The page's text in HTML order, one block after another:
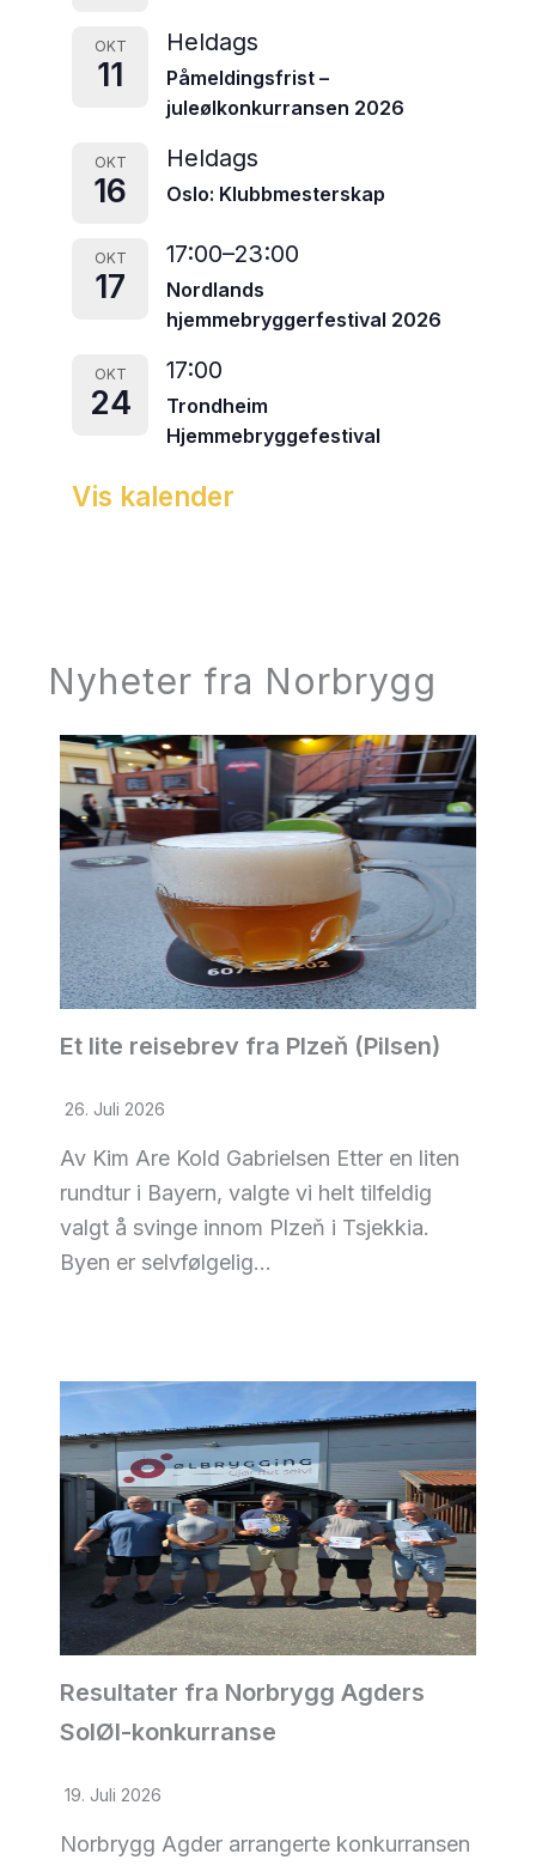
OKT
11
Heldags
Påmeldingsfrist –
juleølkonkurransen 2026
OKT
16
Heldags
Oslo: Klubbmesterskap
OKT
17
17:00–23:00
Nordlands
hjemmebryggerfestival 2026
OKT
24
17:00
Trondheim
Hjemmebryggefestival
Vis kalender
Nyheter fra Norbrygg
Et lite reisebrev fra Plzeň (Pilsen)
26. Juli 2026
Av Kim Are Kold Gabrielsen Etter en liten
rundtur i Bayern, valgte vi helt tilfeldig
valgt å svinge innom Plzeň i Tsjekkia.
Byen er selvfølgelig…
Resultater fra Norbrygg Agders
SolØl-konkurranse
19. Juli 2026
Norbrygg Agder arrangerte konkurransen